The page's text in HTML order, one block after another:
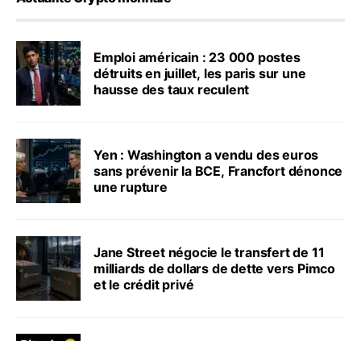
Emploi américain : 23 000 postes
détruits en juillet, les paris sur une
hausse des taux reculent
Yen : Washington a vendu des euros
sans prévenir la BCE, Francfort dénonce
une rupture
Jane Street négocie le transfert de 11
milliards de dollars de dette vers Pimco
et le crédit privé